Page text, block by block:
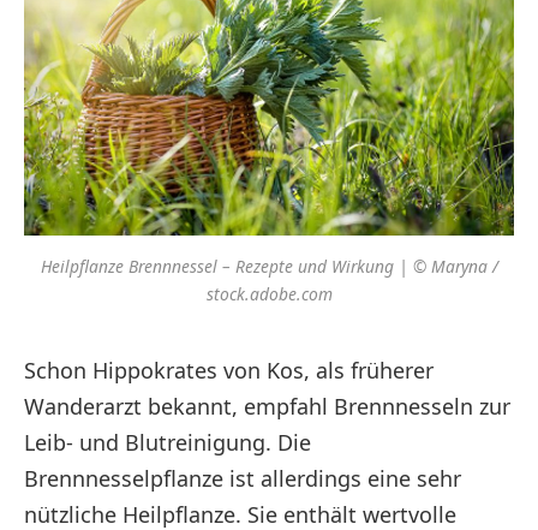
Heilpflanze Brennnessel – Rezepte und Wirkung | © Maryna /
stock.adobe.com
Schon Hippokrates von Kos, als früherer
Wanderarzt bekannt, empfahl Brennnesseln zur
Leib- und Blutreinigung. Die
Brennnesselpflanze ist allerdings eine sehr
nützliche Heilpflanze. Sie enthält wertvolle